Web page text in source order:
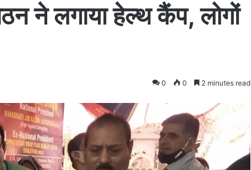
ने लगाया हेल्थ कैंप, लोगों
0 0 2 minutes read